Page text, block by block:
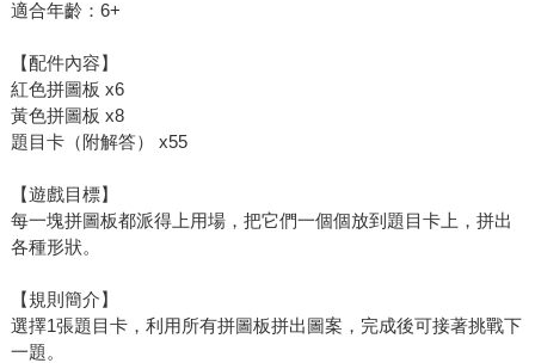
適合年齡：6+
【配件內容】
紅色拼圖板 x6
黃色拼圖板 x8
題目卡（附解答） x55
【遊戲目標】
每一塊拼圖板都派得上用場，把它們一個個放到題目卡上，拼出
各種形狀。
【規則簡介】
選擇1張題目卡，利用所有拼圖板拼出圖案，完成後可接著挑戰下
一題。